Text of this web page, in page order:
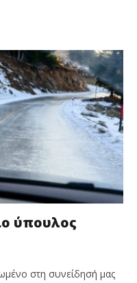
ύπουλος
στη συνείδησή μας